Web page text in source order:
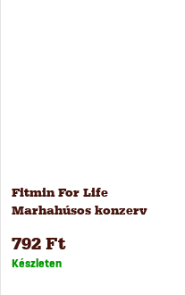
Fitmin For Life
Marhahúsos konzerv
792 Ft
Készleten